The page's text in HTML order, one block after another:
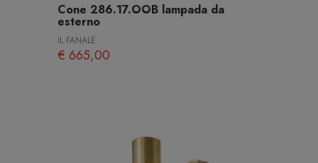
Cone 286.17.OOB lampada da
esterno
IL FANALE
€ 665,00